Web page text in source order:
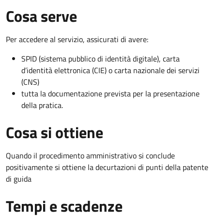
Cosa serve
Per accedere al servizio, assicurati di avere:
SPID (sistema pubblico di identità digitale), carta
d’identità elettronica (CIE) o carta nazionale dei servizi
(CNS)
tutta la documentazione prevista per la presentazione
della pratica.
Cosa si ottiene
Quando il procedimento amministrativo si conclude
positivamente si ottiene la decurtazioni di punti della patente
di guida
Tempi e scadenze